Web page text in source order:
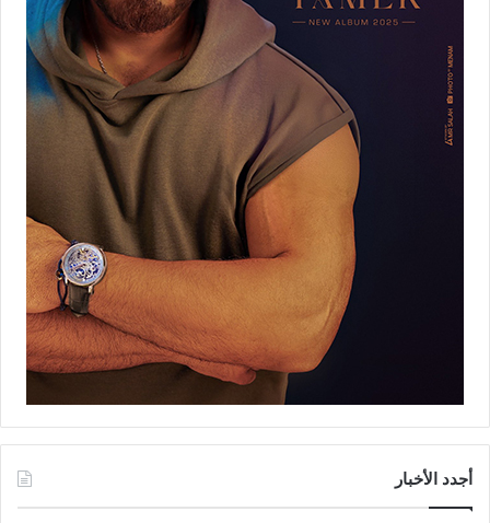
أجدد الأخبار